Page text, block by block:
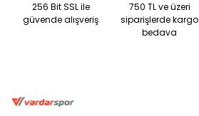
256 Bit SSL ile
güvende alışveriş
750 TL ve üzeri
siparişlerde kargo
bedava